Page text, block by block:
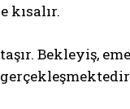
kısalır.
Bekleyiş,